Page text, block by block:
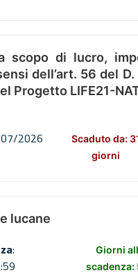
scopo di lucro,
dell’art. 56 del D.
LIFE21-
2026
Scaduto da:
giorni
lucane
:
Giorni
scadenza: